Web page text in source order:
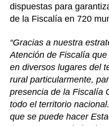
dispuestas para
de la Fiscalía en 720
“Gracias a nuestra
Atención de Fiscalía
en diversos lugares del
rural particularmente,
presencia de la Fiscalía
todo el territorio
que se puede hacer